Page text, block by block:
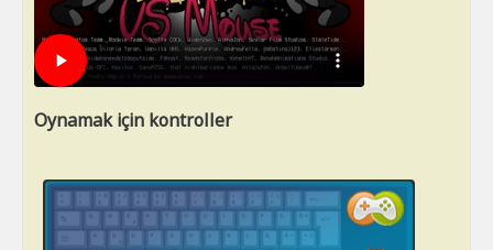
Oynamak için kontroller